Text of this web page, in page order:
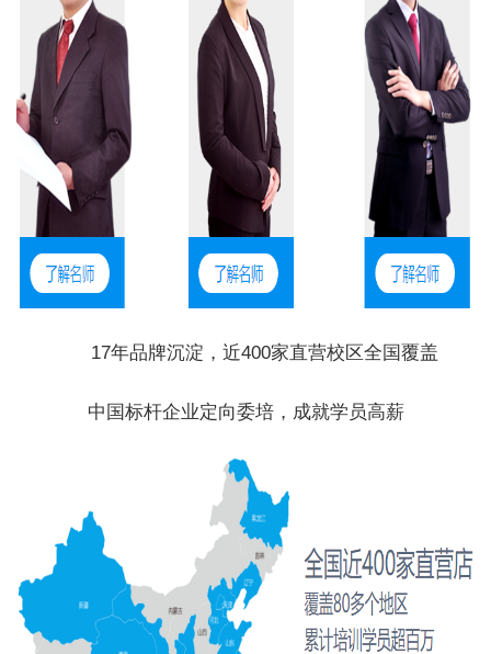
17年品牌沉淀，近400家直营校区全国覆盖
中国标杆企业定向委培，成就学员高薪